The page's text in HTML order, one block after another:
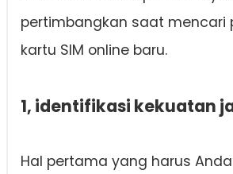
pertimbangkan saat mencari
kartu SIM online baru.
1, identifikasi kekuatan
Hal pertama yang harus